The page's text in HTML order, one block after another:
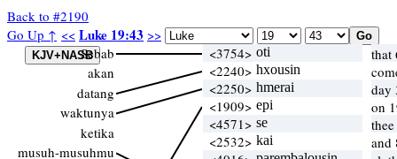
Back to #2190
Go Up ↑ << Luke 19:43 >>
Sebab
akan
datang
waktunya
ketika
musuh-musuhmu
<3754> oti
that
<2240> hxousin
<2250> hmerai
day
<1909> epi
on
<4571> se
<2532> kai
and